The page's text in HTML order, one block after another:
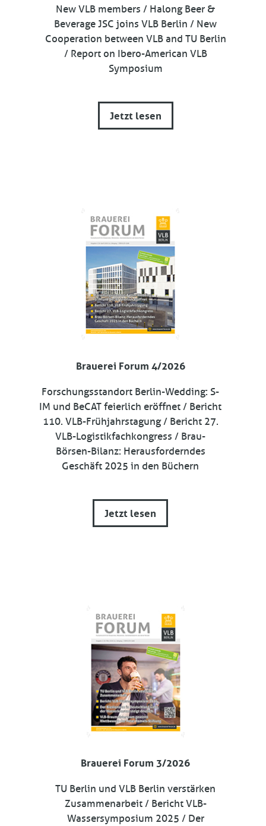
New VLB members / Halong Beer &
Beverage JSC joins VLB Berlin / New
Cooperation between VLB and TU Berlin
/ Report on Ibero-American VLB
Symposium
Jetzt lesen
Brauerei Forum 4/2026
Forschungsstandort Berlin-Wedding: S-
IM und BeCAT feierlich eröffnet / Bericht
110. VLB-Frühjahrstagung / Bericht 27.
VLB-Logistikfachkongress / Brau-
Börsen-Bilanz: Herausforderndes
Geschäft 2025 in den Büchern
Jetzt lesen
Brauerei Forum 3/2026
TU Berlin und VLB Berlin verstärken
Zusammenarbeit / Bericht VLB-
Wassersymposium 2025 / Der